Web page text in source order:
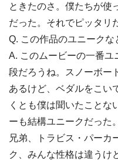
ときたのさ。僕たちが使
だった。それでピッタリ
Q. この作品のユニークな
A. このムービーの一番
段だろうね。スノーボー
あるけど、ベダルをこい
くとも僕は聞いたことな
ーも結構ユニークだった
兄弟、トラビス・パーカ
ク、みんな性格は違うけ